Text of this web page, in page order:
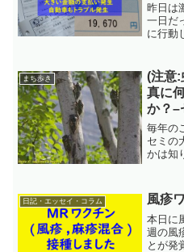
昨日は
一日だ
に行動
が発
日寝
ーっの
分２枚
いが予
ラブル
障です)
ップ災
まち歩き
(注意
真に
か？–
毎年の
セミの
かは知
日は
昼間の
き止む
日記・エッセイ・コラム 風疹
本日に
週の風
とが発